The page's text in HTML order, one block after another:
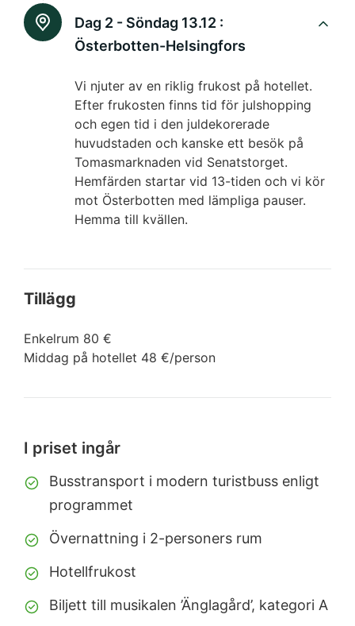
Dag 2 - Söndag 13.12 :
Österbotten-Helsingfors
Vi njuter av en riklig frukost på hotellet.
Efter frukosten finns tid för julshopping
och egen tid i den juldekorerade
huvudstaden och kanske ett besök på
Tomasmarknaden vid Senatstorget.
Hemfärden startar vid 13-tiden och vi kör
mot Österbotten med lämpliga pauser.
Hemma till kvällen.
Tillägg
Enkelrum 80 €
Middag på hotellet 48 €/person
I priset ingår
Busstransport i modern turistbuss enligt
programmet
Övernattning i 2-personers rum
Hotellfrukost
Biljett till musikalen ’Änglagård’, kategori A